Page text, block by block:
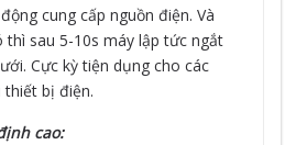
cung cấp nguồn điện. Và
thì sau 5-10s máy lập tức ngắt
Cực kỳ tiện dụng cho các
thiết bị điện.
cao: